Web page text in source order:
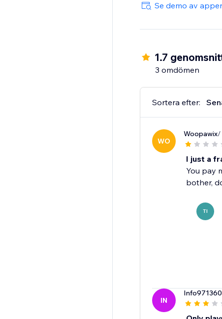
Se demo av
1.7
3 omdömen
Sortera efter:
WO
Woopawix/
I just a
You pay
bother,
TI
IN